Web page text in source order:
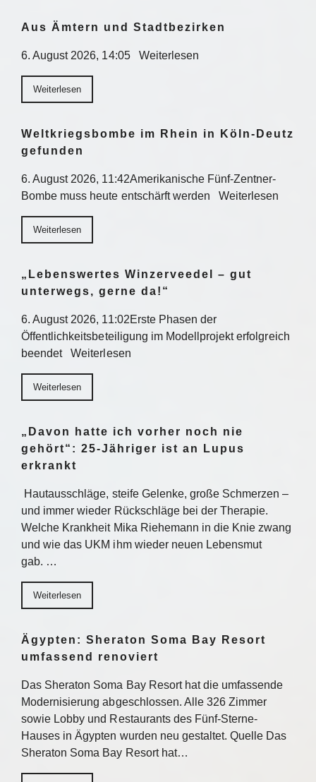
Aus Ämtern und Stadtbezirken
6. August 2026, 14:05 Weiterlesen
Weiterlesen
Weltkriegsbombe im Rhein in Köln-Deutz
gefunden
6. August 2026, 11:42Amerikanische Fünf-Zentner-
Bombe muss heute entschärft werden Weiterlesen
Weiterlesen
„Lebenswertes Winzerveedel – gut
unterwegs, gerne da!“
6. August 2026, 11:02Erste Phasen der
Öffentlichkeitsbeteiligung im Modellprojekt erfolgreich
beendet Weiterlesen
Weiterlesen
„Davon hatte ich vorher noch nie
gehört“: 25-Jähriger ist an Lupus
erkrankt
Hautausschläge, steife Gelenke, große Schmerzen –
und immer wieder Rückschläge bei der Therapie.
Welche Krankheit Mika Riehemann in die Knie zwang
und wie das UKM ihm wieder neuen Lebensmut
gab. …
Weiterlesen
Ägypten: Sheraton Soma Bay Resort
umfassend renoviert
Das Sheraton Soma Bay Resort hat die umfassende
Modernisierung abgeschlossen. Alle 326 Zimmer
sowie Lobby und Restaurants des Fünf-Sterne-
Hauses in Ägypten wurden neu gestaltet. Quelle Das
Sheraton Soma Bay Resort hat…